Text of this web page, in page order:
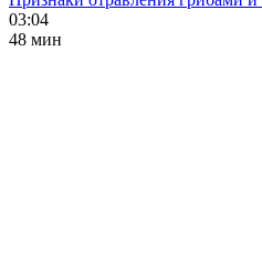
03:04
48 мин